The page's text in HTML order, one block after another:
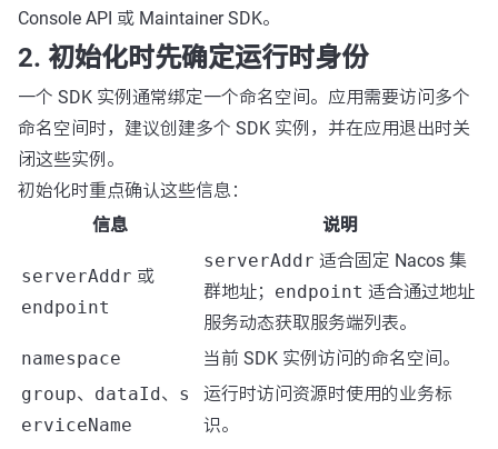
Console API 或 Maintainer SDK。
2. 初始化时先确定运行时身份
一个 SDK 实例通常绑定一个命名空间。应用需要访问多个
命名空间时，建议创建多个 SDK 实例，并在应用退出时关
闭这些实例。
初始化时重点确认这些信息：
信息
说明
serverAddr 或
endpoint
serverAddr 适合固定 Nacos 集
群地址； endpoint 适合通过地址
服务动态获取服务端列表。
namespace
当前 SDK 实例访问的命名空间。
group、 dataId、 s
erviceName
运行时访问资源时使用的业务标
识。